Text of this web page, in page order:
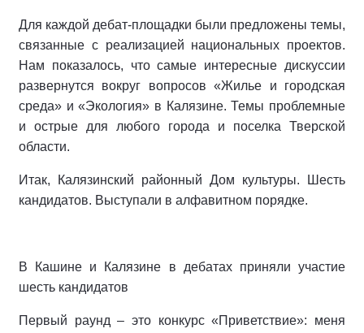
Для каждой дебат-площадки были предложены темы,
связанные с реализацией национальных проектов.
Нам показалось, что самые интересные дискуссии
развернутся вокруг вопросов «Жилье и городская
среда» и «Экология» в Калязине. Темы проблемные
и острые для любого города и поселка Тверской
области.
Итак, Калязинский районный Дом культуры. Шесть
кандидатов. Выступали в алфавитном порядке.
В Кашине и Калязине в дебатах приняли участие
шесть кандидатов
Первый раунд – это конкурс «Приветствие»: меня